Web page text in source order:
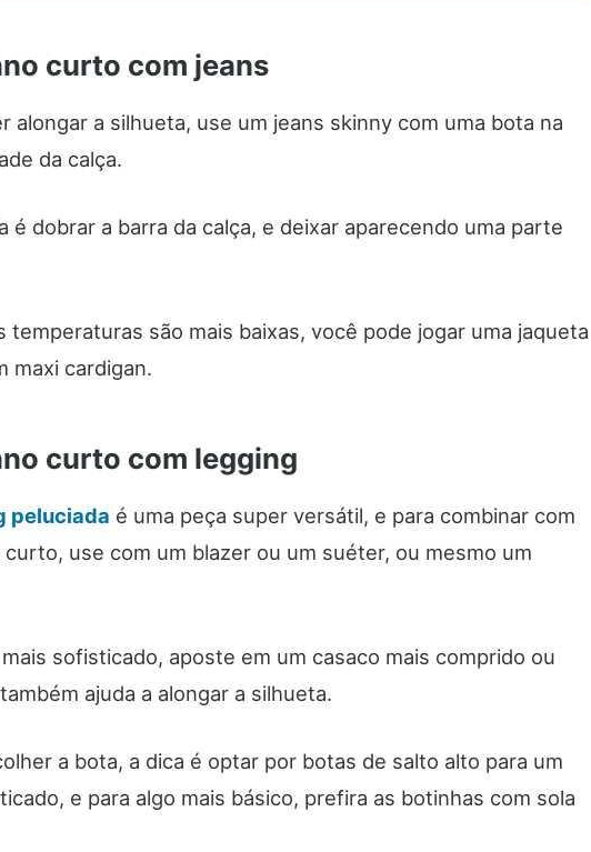
curto com jeans
alongar a silhueta, use um jeans skinny com uma bota na
da calça.
é dobrar a barra da calça, e deixar aparecendo uma parte
temperaturas são mais baixas, você pode jogar uma jaqueta
maxi cardigan.
curto com legging
peluciada é uma peça super versátil, e para combinar com
curto, use com um blazer ou um suéter, ou mesmo um
sofisticado, aposte em um casaco mais comprido ou
ajuda a alongar a silhueta.
a bota, a dica é optar por botas de salto alto para um
e para algo mais básico, prefira as botinhas com sola